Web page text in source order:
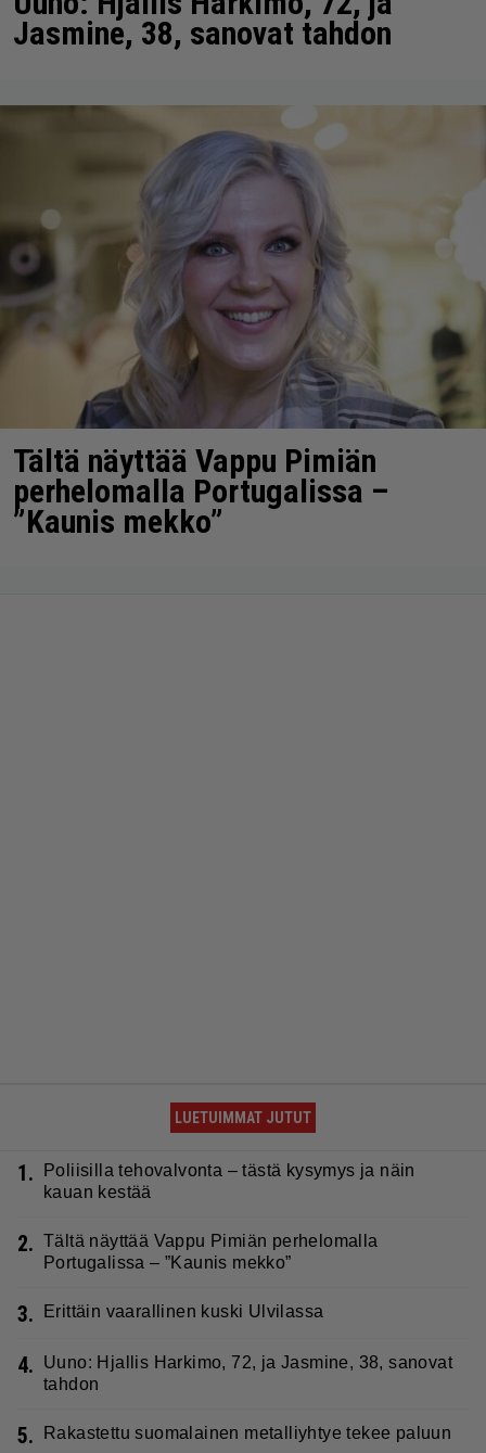
Jasmine, 38, sanovat tahdon
Tältä näyttää Vappu Pimiän
perhelomalla Portugalissa –
”Kaunis mekko”
LUETUIMMAT JUTUT
1.
Poliisilla tehovalvonta – tästä kysymys ja näin
kauan kestää
2. Tältä näyttää Vappu Pimiän perhelomalla
Portugalissa – ”Kaunis mekko”
3. Erittäin vaarallinen kuski Ulvilassa
4.
Uuno: Hjallis Harkimo, 72, ja Jasmine, 38, sanovat
tahdon
5. Rakastettu suomalainen metalliyhtye tekee paluun